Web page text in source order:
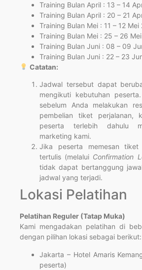
Training Bulan April : 13 – 14
Training Bulan April : 20 – 21
Training Bulan Mei : 11 – 12 Mei
Training Bulan Mei : 25 – 26
Training Bulan Juni : 08 – 09
Training Bulan Juni : 22 – 23
Catatan:
Jadwal tersebut dapat
mengikuti kebutuhan
sebelum Anda melakukan
pembelian tiket perjalanan,
peserta terlebih dahulu
marketing kami.
Jika peserta memesan tiket
tertulis (melalui Confirmation
tidak dapat bertanggung
jadwal yang terjadi.
Lokasi Pelatihan
Pelatihan Reguler (Tatap Muka)
Kami mengadakan pelatihan di
dengan pilihan lokasi sebagai berikut:
Jakarta – Hotel Amaris
peserta)